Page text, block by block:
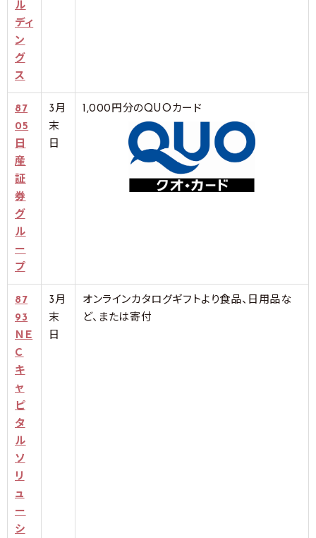
ル
ディ
ン
グ
ス
87
05
日
産
証
券
グ
ル
ー
プ
3月
末
日
1,000円分のQUOカード
87
93
ＮＥ
Ｃ
キ
ャ
ピ
タ
ル
ソ
リ
ュ
ー
シ
3月
末
日
オンラインカタログギフトより食品、日用品な
ど、または寄付